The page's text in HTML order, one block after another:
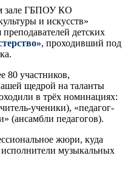
зале ГБПОУ КО
и искусств»
детских
, проходивший под
80 участников,
щедрой на таланты
в трёх номинациях:
ученики), «педагог-
(ансамбли педагогов).
жюри, куда
музыкальных